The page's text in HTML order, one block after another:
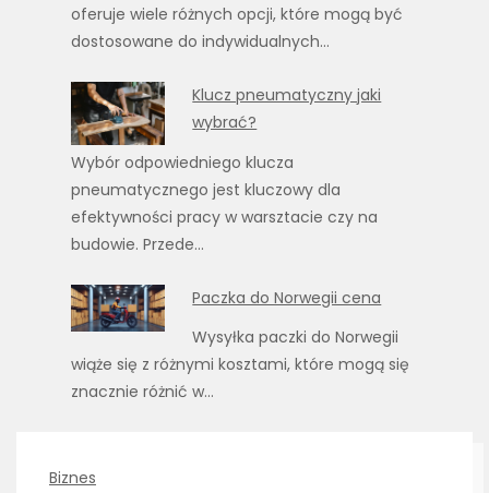
oferuje wiele różnych opcji, które mogą być
dostosowane do indywidualnych…
Klucz pneumatyczny jaki
wybrać?
Wybór odpowiedniego klucza
pneumatycznego jest kluczowy dla
efektywności pracy w warsztacie czy na
budowie. Przede…
Paczka do Norwegii cena
Wysyłka paczki do Norwegii
wiąże się z różnymi kosztami, które mogą się
znacznie różnić w…
Biznes